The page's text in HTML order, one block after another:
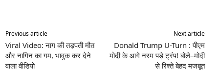
Previous article
Viral Video: नाग की तड़पती मौत
और नागिन का गम, भावुक कर देने
वाला वीडियो
Next article
Donald Trump U-Turn : पीएम
मोदी के आगे नरम पड़े ट्रंप! बोले–मोदी
से रिश्ते बेहद मजबूत